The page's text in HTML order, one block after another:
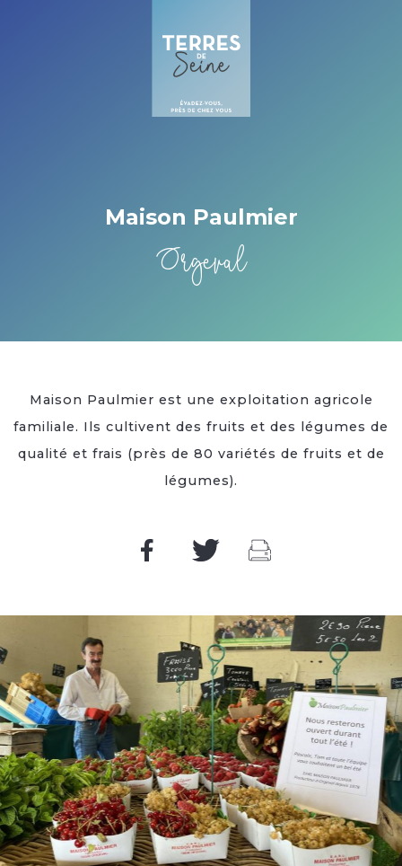
Maison Paulmier
Orgeval
Maison Paulmier est une exploitation agricole
familiale. Ils cultivent des fruits et des légumes de
qualité et frais (près de 80 variétés de fruits et de
légumes).